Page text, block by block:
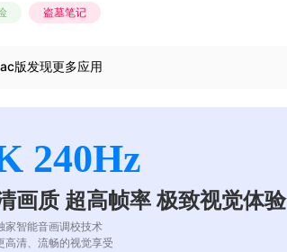
盗墓笔记
版发现更多应用
240Hz
画质 超高帧率 极致视觉体验
家智能音画调校技术
高清、流畅的视觉享受